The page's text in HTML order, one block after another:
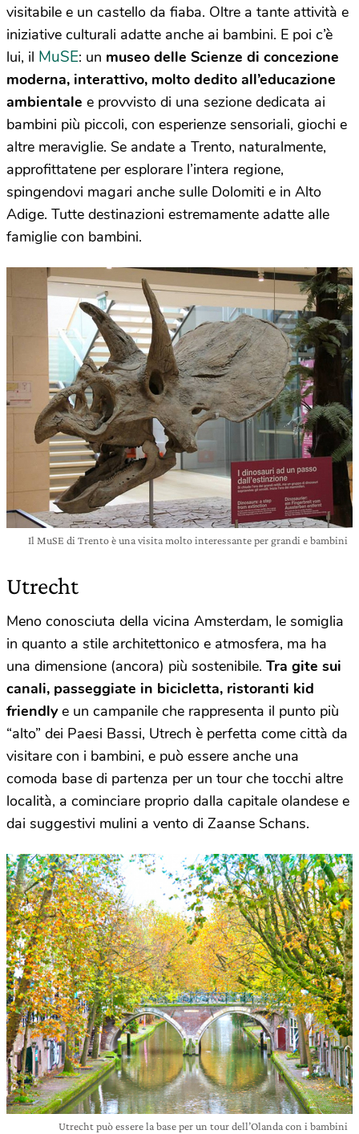
visitabile e un castello da fiaba. Oltre a tante attività e
iniziative culturali adatte anche ai bambini. E poi c’è
lui, il MuSE: un museo delle Scienze di concezione
moderna, interattivo, molto dedito all’educazione
ambientale e provvisto di una sezione dedicata ai
bambini più piccoli, con esperienze sensoriali, giochi e
altre meraviglie. Se andate a Trento, naturalmente,
approfittatene per esplorare l’intera regione,
spingendovi magari anche sulle Dolomiti e in Alto
Adige. Tutte destinazioni estremamente adatte alle
famiglie con bambini.
Il MuSE di Trento è una visita molto interessante per grandi e bambini
Utrecht
Meno conosciuta della vicina Amsterdam, le somiglia
in quanto a stile architettonico e atmosfera, ma ha
una dimensione (ancora) più sostenibile. Tra gite sui
canali, passeggiate in bicicletta, ristoranti kid
friendlye un campanile che rappresenta il punto più
“alto” dei Paesi Bassi, Utrech è perfetta come città da
visitare con i bambini, e può essere anche una
comoda base di partenza per un tour che tocchi altre
località, a cominciare proprio dalla capitale olandese e
dai suggestivi mulini a vento di Zaanse Schans.
Utrecht può essere la base per un tour dell’Olanda con i bambini